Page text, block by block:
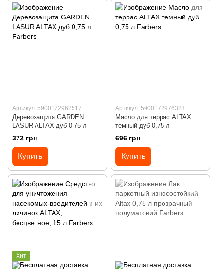
Артикул: 5900172962517
Деревозащита GARDEN
LASUR ALTAX дуб 0,75 л
372 грн
Купить
Артикул: 5900172976323
Масло для террас ALTAX
темный дуб 0,75 л
696 грн
Купить
Хит